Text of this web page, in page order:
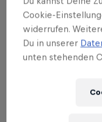
weit kommen Lia
Abwesenheit von
gibt es in den
Um kein Spiel zu
vollständigen
Cookie-
widerrufen.
Du in unserer
unten stehenden